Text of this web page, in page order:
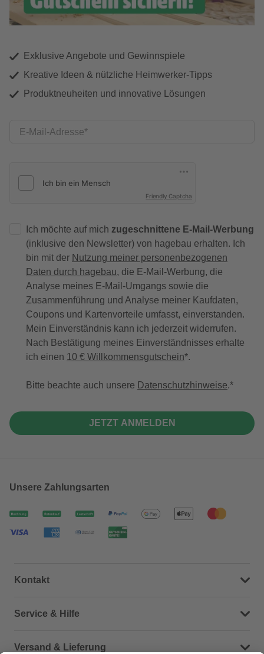
Exklusive Angebote und Gewinnspiele
Kreative Ideen & nützliche Heimwerker-Tipps
Produktneuheiten und innovative Lösungen
E-Mail-Adresse
Friendly Captcha
Ich möchte auf mich zugeschnittene E-Mail-Werbung
(inklusive den Newsletter) von hagebau erhalten. Ich
bin mit der Nutzung meiner personenbezogenen
Daten durch hagebau, die E-Mail-Werbung, die
Analyse meines E-Mail-Umgangs sowie die
Zusammenführung und Analyse meiner Kaufdaten,
Coupons und Kartenvorteile umfasst, einverstanden.
Mein Einverständnis kann ich jederzeit widerrufen.
Nach Bestätigung meines Einverständnisses erhalte
ich einen 10 € Willkommensgutschein*.
Bitte beachte auch unsere Datenschutzhinweise.
JETZT ANMELDEN
Unsere Zahlungsarten
Kontakt
Dein Kontakt zu uns
Service & Hilfe
Häufige Fragen (FAQ)
Versand & Lieferung